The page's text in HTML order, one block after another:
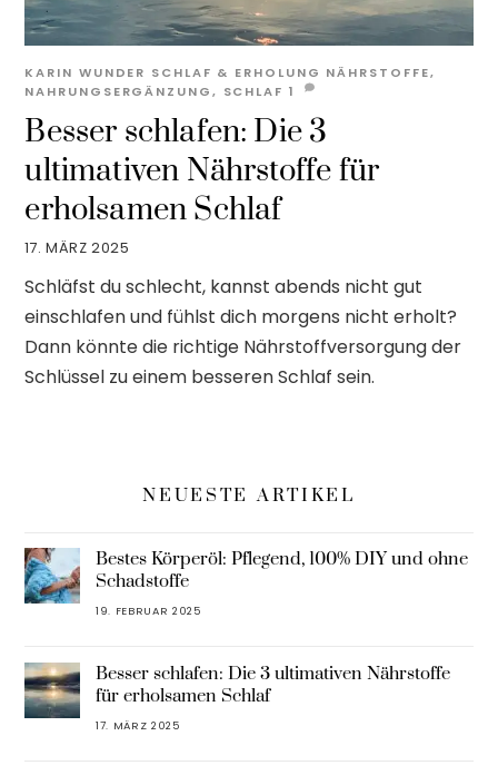
17. MÄRZ 2025
Besser schlafen: Die 3
ultimativen Nährstoffe für
erholsamen Schlaf
KARIN WUNDER SCHLAF & ERHOLUNG NÄHRSTOFFE,
NAHRUNGSERGÄNZUNG, SCHLAF 1
Schläfst du schlecht, kannst abends nicht gut
einschlafen und fühlst dich morgens nicht erholt?
Dann könnte die richtige Nährstoffversorgung der
Schlüssel zu einem besseren Schlaf sein.
NEUESTE ARTIKEL
Bestes Körperöl: Pflegend, 100% DIY und ohne
Schadstoffe
19. FEBRUAR 2025
Besser schlafen: Die 3 ultimativen Nährstoffe
für erholsamen Schlaf
17. MÄRZ 2025